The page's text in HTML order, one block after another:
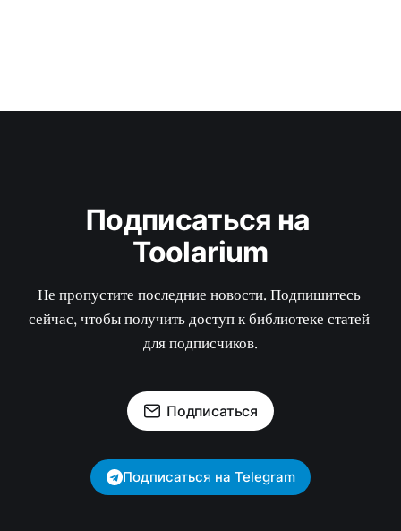
Подписаться на
Toolarium
Не пропустите последние новости. Подпишитесь
сейчас, чтобы получить доступ к библиотеке статей
для подписчиков.
Подписаться
Подписаться на Telegram